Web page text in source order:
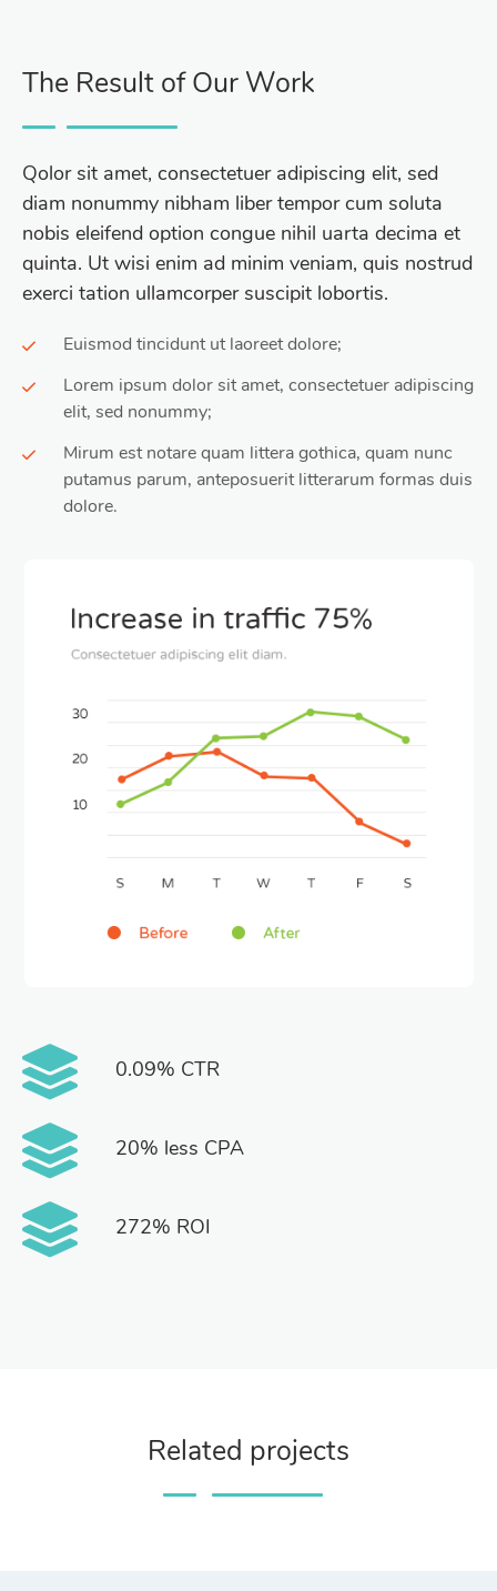
The Result of Our Work
Qolor sit amet, consectetuer adipiscing elit, sed
diam nonummy nibham liber tempor cum soluta
nobis eleifend option congue nihil uarta decima et
quinta. Ut wisi enim ad minim veniam, quis nostrud
exerci tation ullamcorper suscipit lobortis.
Euismod tincidunt ut laoreet dolore;
Lorem ipsum dolor sit amet, consectetuer adipiscing
elit, sed nonummy;
Mirum est notare quam littera gothica, quam nunc
putamus parum, anteposuerit litterarum formas duis
dolore.
0.09% CTR
20% less CPA
272% ROI
Related projects